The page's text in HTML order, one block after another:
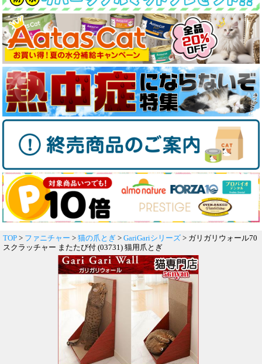
TOP > ファニチャー > 猫の爪とぎ > GariGariシリーズ > ガリガリウォール70
スクラッチャー またたび付 (03731) 猫用爪とぎ